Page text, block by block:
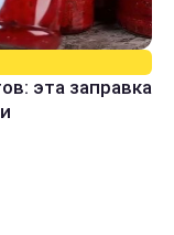
эта заправка